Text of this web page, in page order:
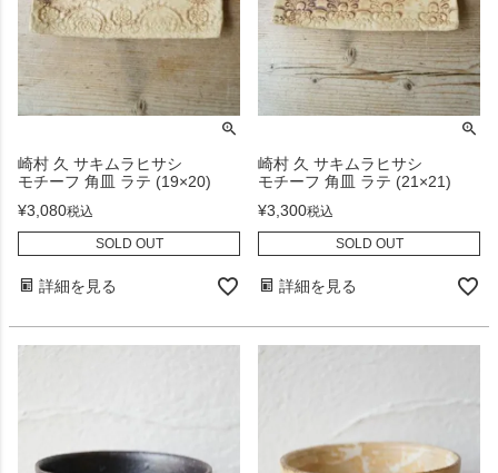
崎村 久 サキムラヒサシ
モチーフ 角皿 ラテ (19×20)
¥3,080税込
SOLD OUT
詳細を見る
崎村 久 サキムラヒサシ
モチーフ 角皿 ラテ (21×21)
¥3,300税込
SOLD OUT
詳細を見る